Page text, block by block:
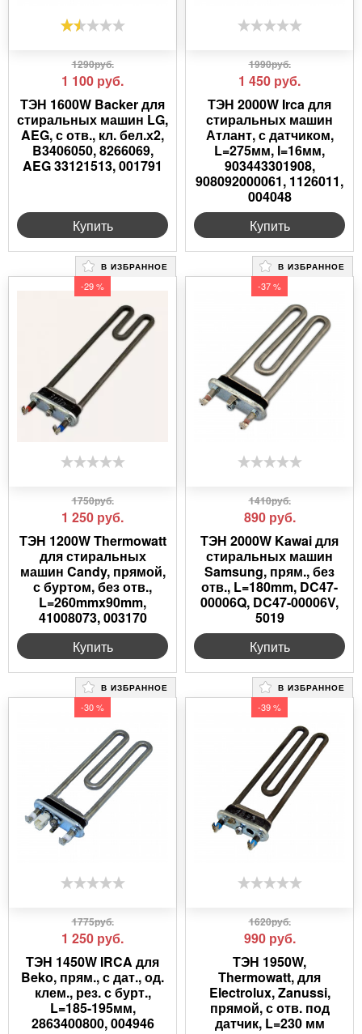
1290руб.
1 100 руб.
ТЭН 1600W Backer для
стиральных машин LG,
AEG, с отв., кл. бел.х2,
B3406050, 8266069,
AEG 33121513, 001791
Купить
1990руб.
1 450 руб.
ТЭН 2000W Irca для
стиральных машин
Атлант, с датчиком,
L=275мм, l=16мм,
903443301908,
908092000061, 1126011,
004048
Купить
В ИЗБРАННОЕ
-29 %
1750руб.
1 250 руб.
ТЭН 1200W Thermowatt
для стиральных
машин Candy, прямой,
с буртом, без отв.,
L=260mmx90mm,
41008073, 003170
Купить
В ИЗБРАННОЕ
-37 %
1410руб.
890 руб.
ТЭН 2000W Kawai для
стиральных машин
Samsung, прям., без
отв., L=180mm, DC47-
00006Q, DC47-00006V,
5019
Купить
В ИЗБРАННОЕ
-30 %
1775руб.
1 250 руб.
ТЭН 1450W IRCA для
Beko, прям., с дат., од.
клем., рез. с бурт.,
L=185-195мм,
2863400800, 004946
В ИЗБРАННОЕ
-39 %
1620руб.
990 руб.
ТЭН 1950W,
Thermowatt, для
Electrolux, Zanussi,
прямой, с отв. под
датчик, L=230 мм